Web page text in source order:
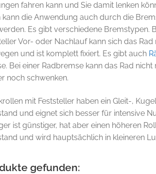
fahren kann und Sie damit lenken
kann die Anwendung auch durch die
Es gibt verschiedene Bremstypen.
Vor- oder Nachlauf kann sich das Rad
und ist komplett fixiert. Es gibt auch
Bei einer Radbremse kann das Rad nicht
noch schwenken.
mit Feststeller haben ein Gleit-,
und eignet sich besser für intensive
ist günstiger, hat aber einen höheren
und wird hauptsächlich in kleineren
gefunden: